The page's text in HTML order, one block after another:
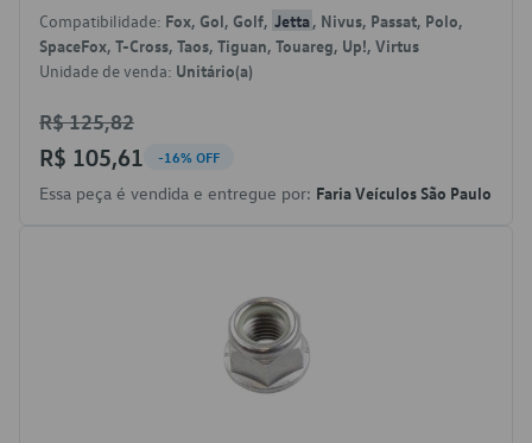
Compatibilidade: Fox, Gol, Golf, Jetta, Nivus, Passat, Polo,
SpaceFox, T-Cross, Taos, Tiguan, Touareg, Up!, Virtus
Unidade de venda: Unitário(a)
R$ 125,82
R$ 105,61 -16% OFF
Essa peça é vendida e entregue por: Faria Veículos São Paulo